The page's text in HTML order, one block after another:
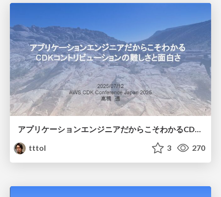
アプリケーションエンジニアだからこそわかるCDKコントリビューションの難しさと面白さ.pdf
tttol
3 270